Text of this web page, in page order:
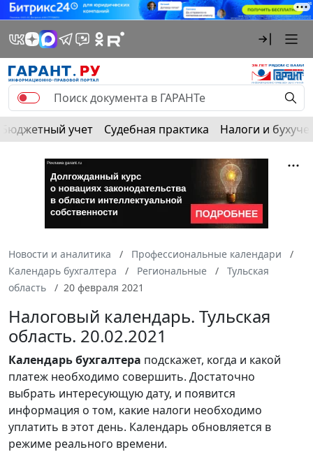
Бюджетный учет Судебная практика Налоги и
Новости и аналитика
Профессиональные календари
Календарь бухгалтера
Региональные
Тульская
область
20 февраля 2021
Налоговый календарь. Тульская
область. 20.02.2021
Календарьбухгалтера подскажет, когда и какой
платеж необходимо совершить. Достаточно
выбрать интересующую дату, и появится
информация о том, какие налоги необходимо
уплатить в этот день. Календарь обновляется в
режиме реального времени.